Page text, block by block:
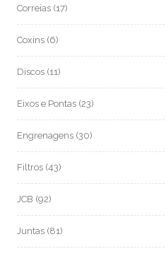
Correias (17)
Coxins (6)
Discos (11)
Eixos e Pontas (23)
Engrenagens (30)
Filtros (43)
JCB (92)
Juntas (81)